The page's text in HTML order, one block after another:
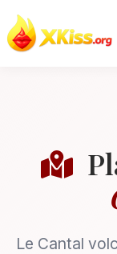
🎯 Conseils
🔒 Connexion
Le Cantal